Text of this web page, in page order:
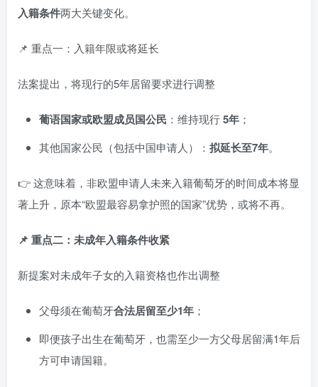
入籍条件两大关键变化。
📌 重点一：入籍年限或将延长
法案提出，将现行的5年居留要求进行调整
葡语国家或欧盟成员国公民 ：维持现行5年 ；
其他国家公民（包括中国申请人）： 拟延长至7年。
👉 这意味着，非欧盟申请人未来入籍葡萄牙的时间成本将显
著上升，原本“欧盟最容易拿护照的国家”优势，或将不再。
📌 重点二：未成年入籍条件收紧
新提案对未成年子女的入籍资格也作出调整
父母须在葡萄牙合法居留至少1年 ；
即便孩子出生在葡萄牙，也需至少一方父母居留满1年后
方可申请国籍。